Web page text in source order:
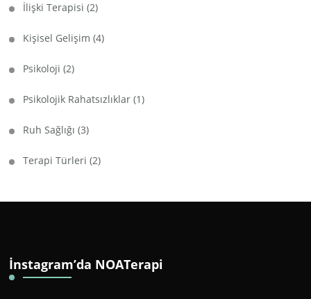
İlişki Terapisi (2)
Kişisel Gelişim (4)
Psikoloji (2)
Psikolojik Rahatsızlıklar (1)
Ruh Sağlığı (3)
Terapi Türleri (2)
İnstagram’da NOATerapi